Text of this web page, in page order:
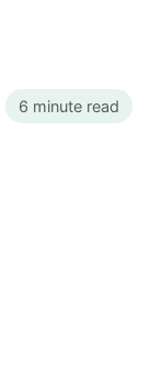
6 minute read